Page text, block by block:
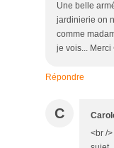
Une belle
jardinierie on
comme
je vois... Merci
Répondre
C
<br /